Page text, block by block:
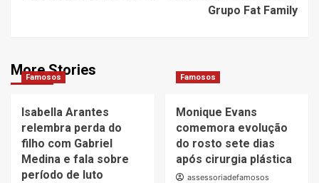
Grupo Fat Family
More Stories
Famosos
Isabella Arantes
relembra perda do
filho com Gabriel
Medina e fala sobre
período de luto
Famosos
Monique Evans
comemora evolução
do rosto sete dias
após cirurgia plástica
assessoriadefamosos